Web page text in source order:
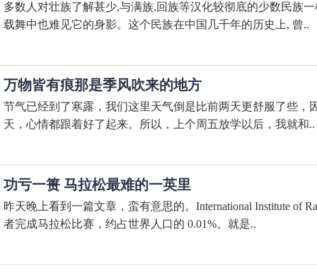
多数人对壮族了解甚少,与满族,回族等汉化较彻底的少数民族
载舞中也难见它的身影。这个民族在中国几千年的历史上, 曾..
万物皆有痕那是季风吹来的地方
节气已经到了寒露，我们这里天气倒是比前两天更舒服了些
天，心情都跟着好了起来。所以，上个周五放学以后，我就和..
功亏一篑 马拉松最难的一英里
昨天晚上看到一篇文章，蛮有意思的。International Institute of
者完成马拉松比赛，约占世界人口的 0.01%。就是..